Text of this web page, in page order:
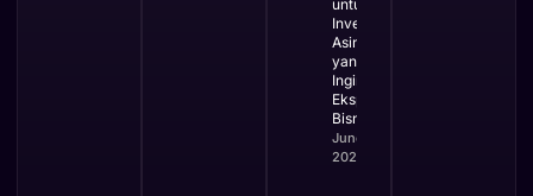
untuk
Investor
Asing
yang
Ingin
Ekspansi
Bisnis
June 3,
2026